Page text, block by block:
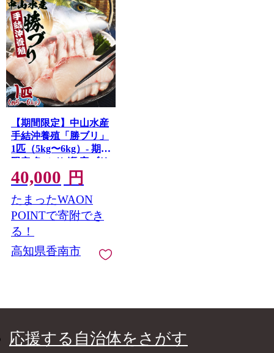
【期間限定】中山水産
手結沖養殖「勝ブリ」
1匹（5kg〜6kg）- 期間
限定 魚 ぶり 鰤 寒ブリ
朝どれ 海鮮 鮮魚 魚介
類 海の幸 ギフト 照り
焼き ぶり大根 しゃぶ
しゃぶ お刺身 煮物 焼
き魚 おかず 産地直送
のし対応可 送料無料
高知県 香南市 冷蔵 ny-
40,000 円
たまったWAON
POINTで寄附でき
る！
高知県香南市
応援する自治体をさがす